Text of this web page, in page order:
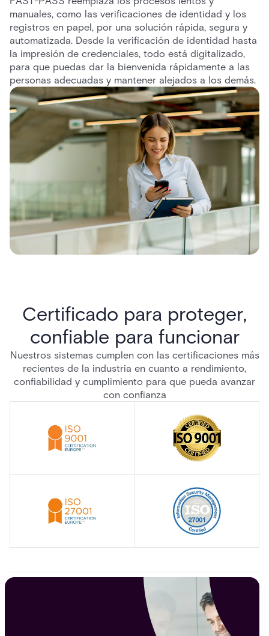
manuales, como las verificaciones de identidad y los
registros en papel, por una solución rápida, segura y
automatizada. Desde la verificación de identidad hasta
la impresión de credenciales, todo está digitalizado,
para que puedas dar la bienvenida rápidamente a las
personas adecuadas y mantener alejados a los demás.
Certificado para proteger,
confiable para funcionar
Nuestros sistemas cumplen con las certificaciones más
recientes de la industria en cuanto a rendimiento,
confiabilidad y cumplimiento para que pueda avanzar
con confianza